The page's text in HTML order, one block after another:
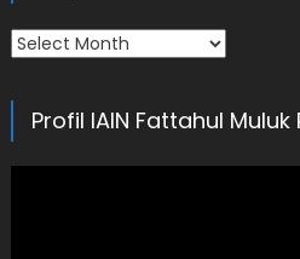
Arsip
Profil IAIN Fattahul Muluk